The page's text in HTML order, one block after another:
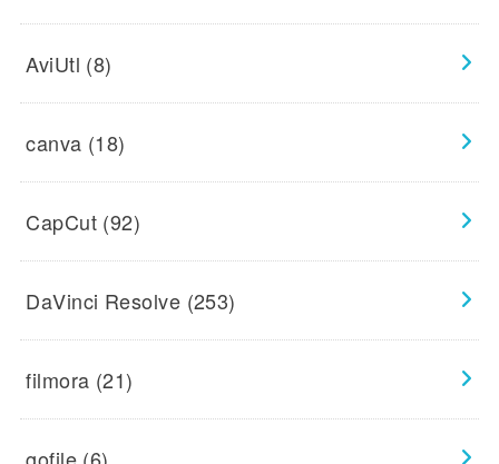
AviUtl (8)
canva (18)
CapCut (92)
DaVinci Resolve (253)
filmora (21)
gofile (6)